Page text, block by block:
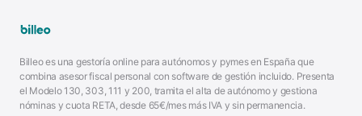
Billeo es una gestoría online para autónomos y pymes en España que
combina asesor fiscal personal con software de gestión incluido. Presenta
el Modelo 130, 303, 111 y 200, tramita el alta de autónomo y gestiona
nóminas y cuota RETA, desde 65€/mes más IVA y sin permanencia.